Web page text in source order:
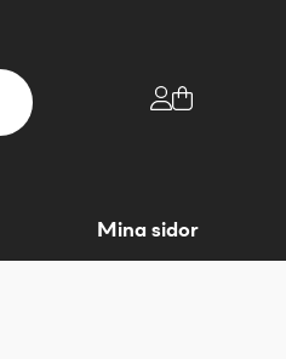
Mina sidor